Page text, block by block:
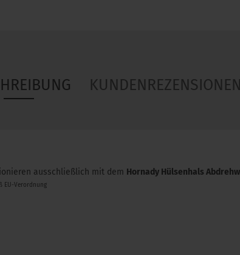
KUNDENREZENSIONEN
ausschließlich mit dem Hornady Hülsenhals
EU-Verordnung